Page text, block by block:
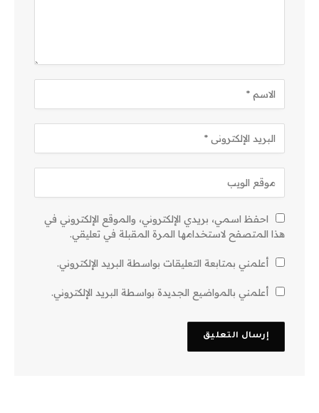
احفظ اسمي، بريدي الإلكتروني، والموقع الإلكتروني في
هذا المتصفح لاستخدامها المرة المقبلة في تعليقي.
أعلمني بمتابعة التعليقات بواسطة البريد الإلكتروني.
أعلمني بالمواضيع الجديدة بواسطة البريد الإلكتروني.